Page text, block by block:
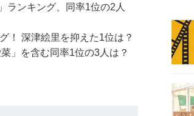
ランキング、同率1位の2人
！ 深津絵里を抑えた1位は？
」を含む同率1位の3人は？